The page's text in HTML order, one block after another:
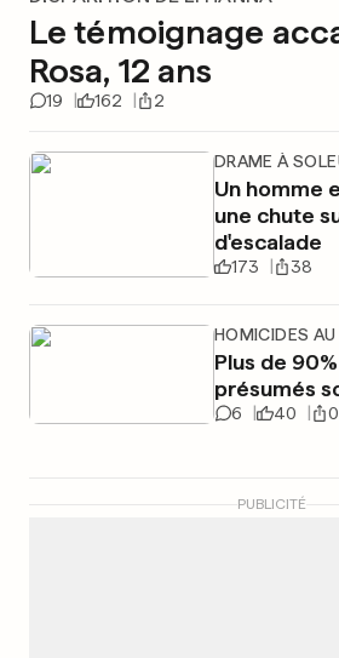
Le témoignage
Rosa, 12 ans
19 162 2
DRAME À
Un homme
une chute
d'escalade
173 38
HOMICIDES
Plus de
présumés
6 40 0
PUBLICITÉ